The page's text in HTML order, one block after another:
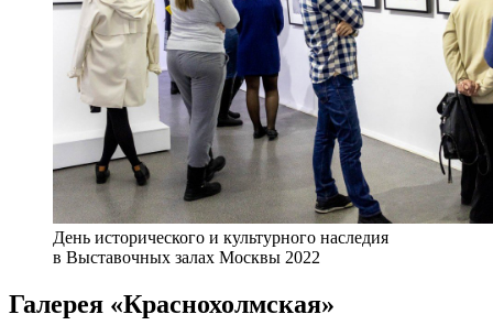
День исторического и культурного наследия
в Выставочных залах Москвы 2022
Галерея «Краснохолмская»